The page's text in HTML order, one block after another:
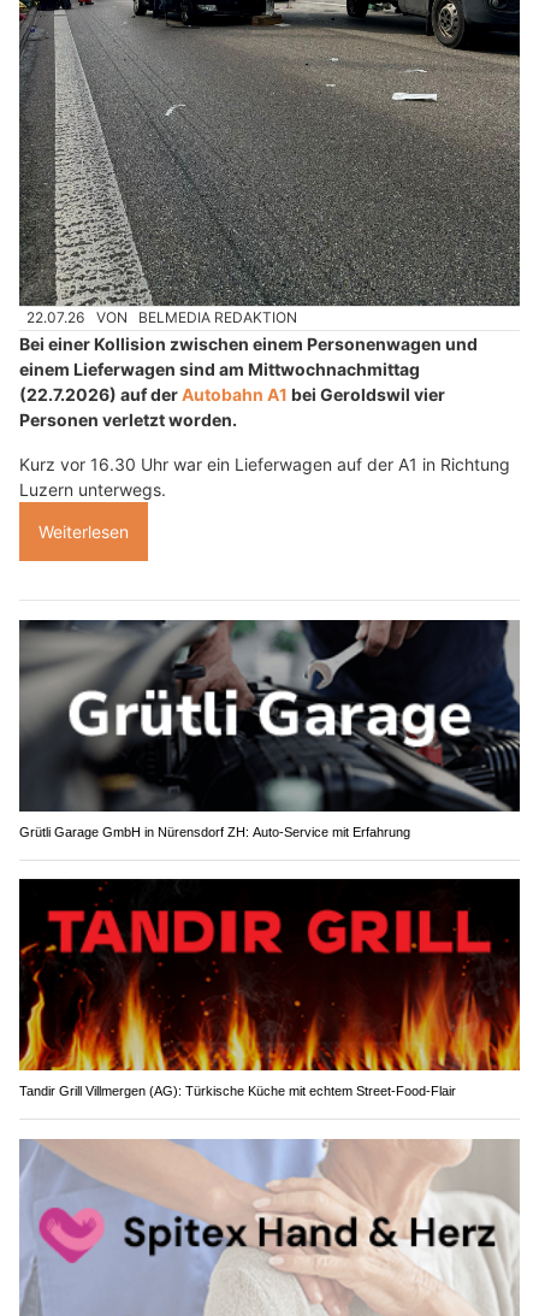
22.07.26 VON BELMEDIA REDAKTION
Bei einer Kollision zwischen einem Personenwagen und
einem Lieferwagen sind am Mittwochnachmittag
(22.7.2026) auf derAutobahn A1 bei Geroldswil vier
Personen verletzt worden.
Kurz vor 16.30 Uhr war ein Lieferwagen auf der A1 in Richtung
Luzern unterwegs.
Weiterlesen
Grütli Garage GmbH in Nürensdorf ZH: Auto-Service mit Erfahrung
Tandir Grill Villmergen (AG): Türkische Küche mit echtem Street-Food-Flair